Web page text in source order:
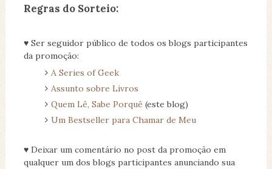
Regras do Sorteio:
♥ Ser seguidor público de todos os blogs participantes
da promoção:
A Series of Geek
Assunto sobre Livros
Quem Lê, Sabe Porquê (este blog)
Um Bestseller para Chamar de Meu
♥ Deixar um comentário no post da promoção em
qualquer um dos blogs participantes anunciando sua